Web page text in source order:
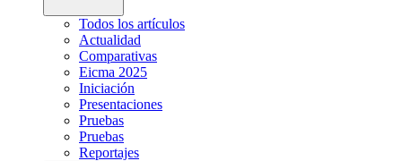
Todos los artículos
Actualidad
Comparativas
Eicma 2025
Iniciación
Presentaciones
Pruebas
Pruebas
Reportajes